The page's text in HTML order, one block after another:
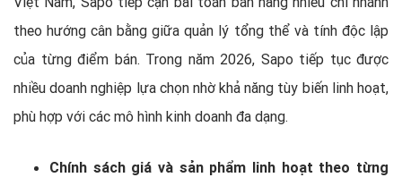
theo hướng cân bằng giữa quản lý tổng thể và tính độc lập
của từng điểm bán. Trong năm 2026, Sapo tiếp tục được
nhiều doanh nghiệp lựa chọn nhờ khả năng tùy biến linh hoạt,
phù hợp với các mô hình kinh doanh đa dạng.
Chính sách giá và sản phẩm linh hoạt theo từng